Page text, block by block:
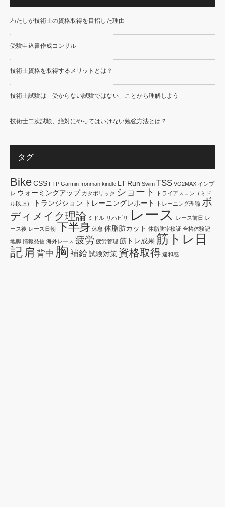
わたしが技術士の資格取得を目指した理由
受験申込書作成コンサル
技術士資格を取得するメリットとは？
技術士試験は「受からない試験ではない」ことから理解しよう
技術士二次試験、絶対にやってはいけない勉強方法とは？
タグ
BikeCSS FTP Garmin Ironman kindle LT Run Swim TSS VO2MAX インプ
レ ウォーミングアップ カタボリック ショート
トライアスロン（ミド
ル以上）
トランジション トレーニングレポート トレーニング理論 ボ
ディメイク理論 ミドル リハビリ レース レース前日 レ
ース後 レース日朝 下半身 休息 体脂肪カット 体脂肪率検証 合格体験記
地脚 情報発信 海外レース 疲労 疲労管理 筋トレ成果 筋トレ日
記 肩 背中 胸 補給 試験対策 資格取得 違和感